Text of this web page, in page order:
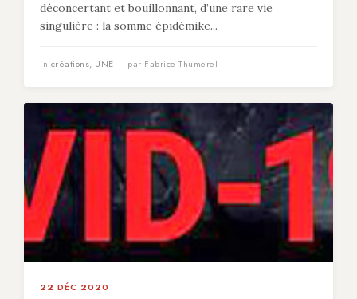
déconcertant et bouillonnant, d’une rare vie
singulière : la somme épidémike...
in créations, UNE — par Fabrice Thumerel
22 DÉC 2020